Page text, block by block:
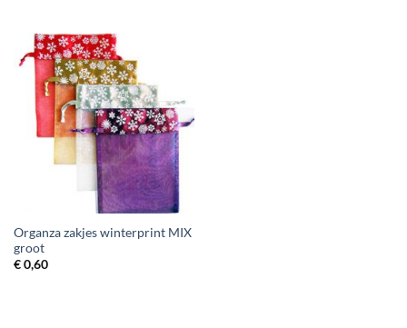
Organza zakjes winterprint MIX
groot
€0,60